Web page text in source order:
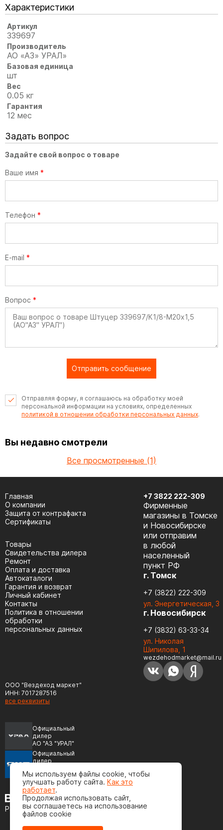
Характеристики
Артикул
339697
Производитель
АО «АЗ» УРАЛ»
Базовая единица
шт
Вес
0.05 кг
Гарантия
12 мес
Задать вопрос
Задайте свой вопрос о товаре
Ваше имя *
Телефон *
E-mail *
Вопрос *
Отправить сообщение
Отправляя форму, я соглашаюсь на обработку моей
персональной информации на условиях, определенных
политикой в отношении обработки персональных данных.
Вы недавно смотрели
Все просмотренные (1)
ООО "Вездеход маркет"
ИНН: 7017287516
все реквизиты
Официальный
дилер
АО "АЗ "УРАЛ"
Официальный
дилер
(ЯМЗ)
Разработка сайта
Главная
О компании
Защита от контрафакта
Сертификаты
Товары
Cвидетельства дилера
Ремонт
Оплата и доставка
Автокаталоги
Гарантия и возврат
Личный кабинет
Контакты
Политика в отношении
обработки
персональных данных
+7 3822 222-309
Фирменные
магазины в Томске
и Новосибирске
или отправим
в любой
населенный
пункт РФ
г. Томск
+7 (3822) 222-309
ул. Энергетическая, 3
г. Новосибирск
+7 (3832) 63-33-34
ул. Николая
Шипилова, 1
wezdehodmarket@mail.ru
Мы используем файлы cookie, чтобы
улучшать работу сайта. Как это
работает.
Продолжая использовать сайт,
вы соглашаетесь на использование
файлов cookie